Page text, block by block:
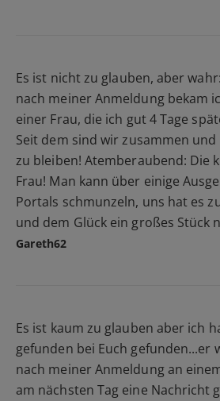
Es ist nicht zu glauben, aber
nach meiner Anmeldung bekam
einer Frau, die ich gut 4 Tage
Seit dem sind wir zusammen
zu bleiben! Atemberaubend: Die
Frau! Man kann über einige
Portals schmunzeln, uns hat es
und dem Glück ein großes Stück
Gareth62
Es ist kaum zu glauben aber ich
gefunden bei Euch gefunden...er
nach meiner Anmeldung an
am nächsten Tag eine Nachricht